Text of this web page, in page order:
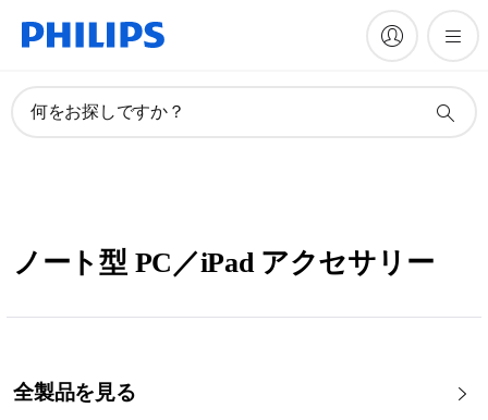
何をお探しですか？
ノート型 PC／iPad アクセサリー
全製品を見る